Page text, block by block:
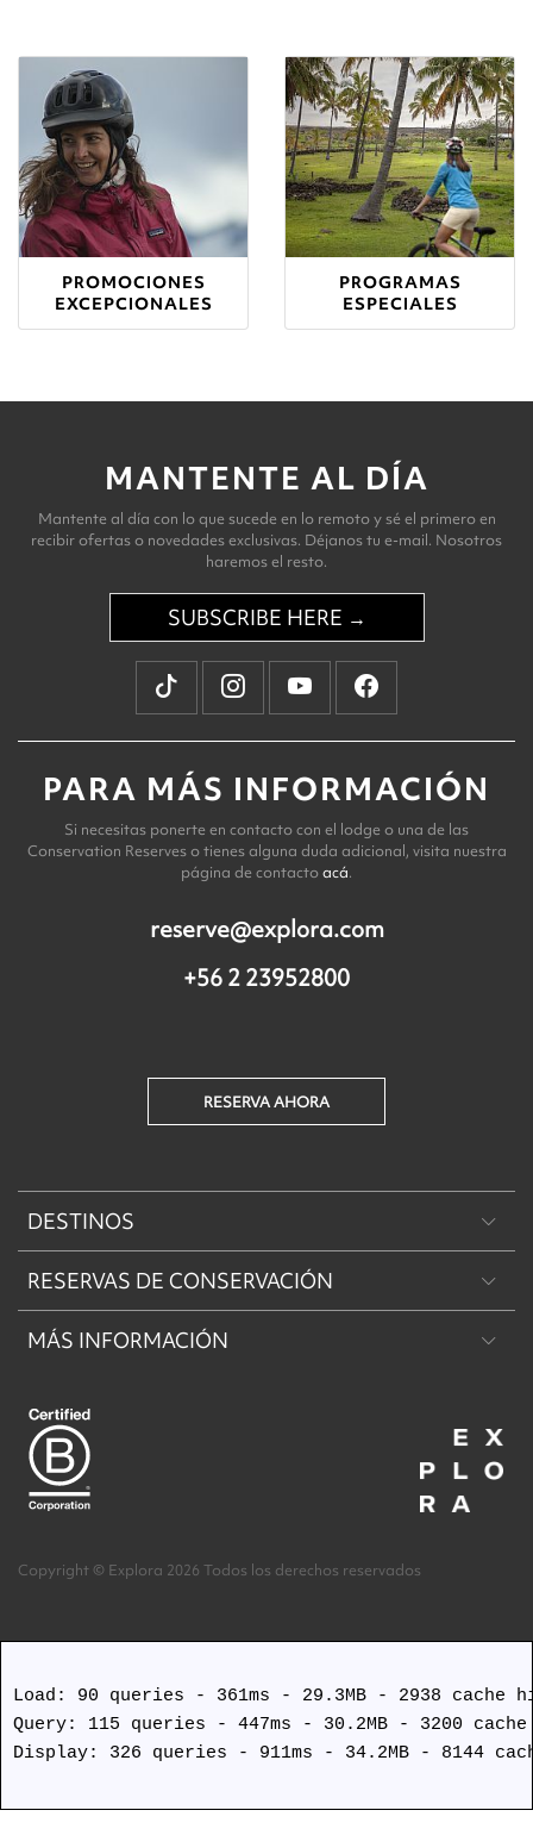
PROMOCIONES
EXCEPCIONALES
PROGRAMAS
ESPECIALES
MANTENTE AL DÍA
Mantente al día con lo que sucede en lo remoto y sé el primero en
recibir ofertas o novedades exclusivas. Déjanos tu e-mail. Nosotros
haremos el resto.
SUBSCRIBE HERE →
PARA MÁS INFORMACIÓN
Si necesitas ponerte en contacto con el lodge o una de las
Conservation Reserves o tienes alguna duda adicional, visita nuestra
página de contactoacá.
reserve@explora.com
+56 2 23952800
RESERVA AHORA
DESTINOS
Patagonia
Machu Picchu & Valle Sagrado
Isla de Pascua
RESERVAS DE CONSERVACIÓN
Reserva de Conservación Explora Puritama
MÁS INFORMACIÓN
Trabaja con nosotros
Términos y Condiciones
Protocolos de Seguridad Covid
Copyright © Explora 2026 Todos los derechos reservados
Load: 90 queries - 361ms - 29.3MB - 2938 cache
Query: 115 queries - 447ms - 30.2MB - 3200
Display: 326 queries - 911ms - 34.2MB - 8144